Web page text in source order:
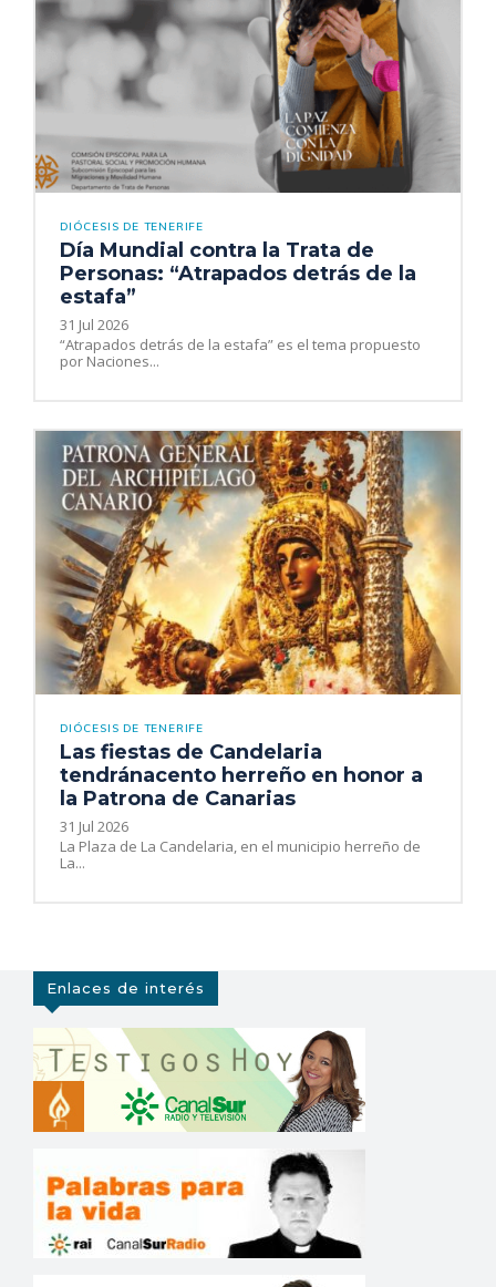
DIÓCESIS DE TENERIFE
Día Mundial contra la Trata de
Personas: “Atrapados detrás de la
estafa”
31 Jul 2026
“Atrapados detrás de la estafa” es el tema propuesto
por Naciones...
DIÓCESIS DE TENERIFE
Las fiestas de Candelaria
tendránacento herreño en honor a
la Patrona de Canarias
31 Jul 2026
La Plaza de La Candelaria, en el municipio herreño de
La...
Enlaces de interés